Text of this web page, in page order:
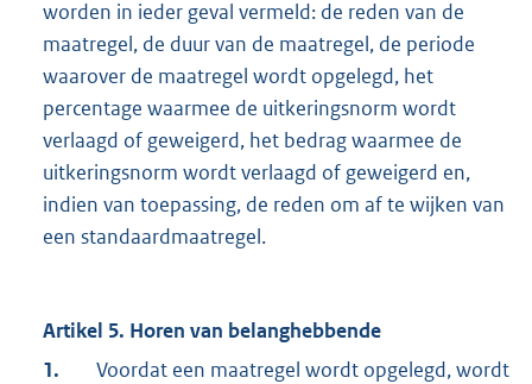
worden in ieder geval vermeld: de reden van de
maatregel, de duur van de maatregel, de periode
waarover de maatregel wordt opgelegd, het
percentage waarmee de uitkeringsnorm wordt
verlaagd of geweigerd, het bedrag waarmee de
uitkeringsnorm wordt verlaagd of geweigerd en,
indien van toepassing, de reden om af te wijken van
een standaardmaatregel.
Artikel 5. Horen van belanghebbende
1.
Voordat een maatregel wordt opgelegd, wordt